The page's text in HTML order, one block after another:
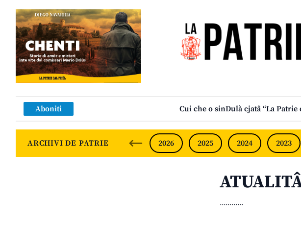
Aboniti Cui che o sinDulà cjatâ “La
ARCHIVI DE PATRIE 2026 2025 2024 2023
............